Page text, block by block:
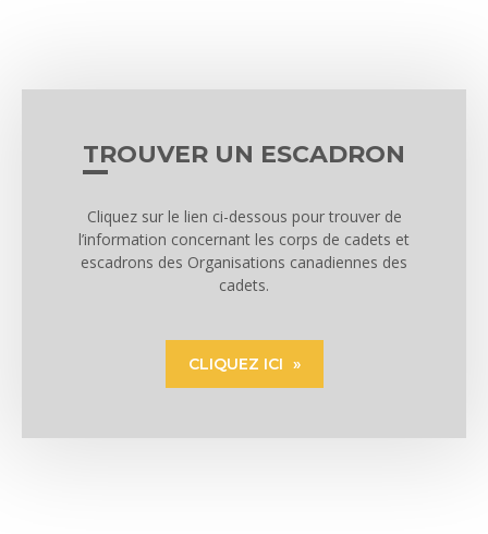
TROUVER UN ESCADRON
Cliquez sur le lien ci-dessous pour trouver de
l’information concernant les corps de cadets et
escadrons des Organisations canadiennes des
cadets.
CLIQUEZ ICI